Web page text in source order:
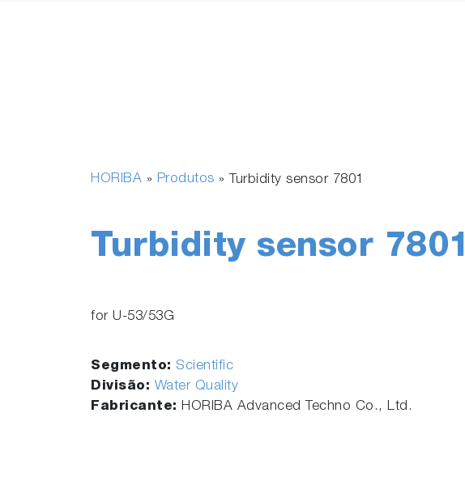
HORIBA » Produtos » Turbidity sensor 7801
Turbidity sensor 7801
for U-53/53G
Segmento: Scientific
Divisão: Water Quality
Fabricante: HORIBA Advanced Techno Co., Ltd.